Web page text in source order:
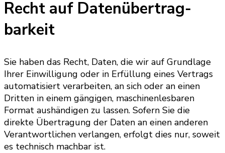
Recht auf Daten­übertrag­
barkeit
Sie haben das Recht, Daten, die wir auf Grundlage
Ihrer Einwilligung oder in Erfüllung eines Vertrags
automatisiert verarbeiten, an sich oder an einen
Dritten in einem gängigen, maschinenlesbaren
Format aushändigen zu lassen. Sofern Sie die
direkte Übertragung der Daten an einen anderen
Verantwortlichen verlangen, erfolgt dies nur, soweit
es technisch machbar ist.